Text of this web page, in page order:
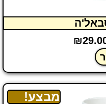
₪
מבצע!